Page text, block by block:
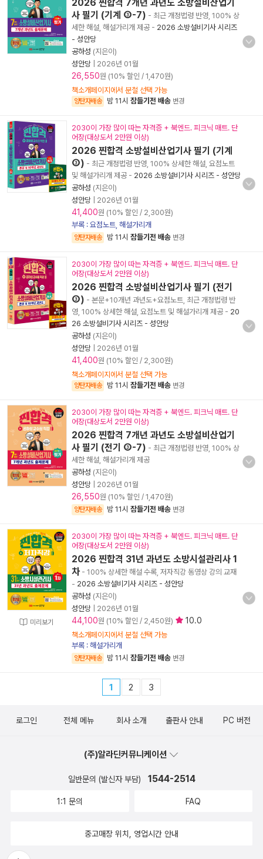
2026 찐합격 7개년 과년도 소방설비산업기
사 필기 (기계 ③-7) - 최근 개정법령 반영, 100% 상
세한 해설, 해설가리개 제공 - 2026 소방설비기사 시리즈
- 성안당
공하성 (지은이)
성안당
2026년 01월
26,550원 (10% 할인 / 1,470원)
책소개페이지에서 분철 선택 가능
양탄자배송 밤 11시 잠들기전 배송 변경
2030이 가장 많이 따는 자격증 + 북엔드. 피크닉 매트. 단
어장(대상도서 2만원 이상)
2026 찐합격 소방설비산업기사 필기 (기계
③) - 최근 개정법령 반영, 100% 상세한 해설, 요점노트
및 해설가리개 제공 - 2026 소방설비기사 시리즈 - 성안당
공하성 (지은이)
성안당
2026년 01월
41,400원 (10% 할인 / 2,300원)
부록 : 요점노트, 해설가리개
양탄자배송 밤 11시 잠들기전 배송 변경
2030이 가장 많이 따는 자격증 + 북엔드. 피크닉 매트. 단
어장(대상도서 2만원 이상)
2026 찐합격 소방설비산업기사 필기 (전기
③) - 본문+10개년 과년도+요점노트, 최근 개정법령 반
영, 100% 상세한 해설, 요점노트 및 해설가리개 제공 - 20
26 소방설비기사 시리즈 - 성안당
공하성 (지은이)
성안당
2026년 01월
41,400원 (10% 할인 / 2,300원)
책소개페이지에서 분철 선택 가능
양탄자배송 밤 11시 잠들기전 배송 변경
2030이 가장 많이 따는 자격증 + 북엔드. 피크닉 매트. 단
어장(대상도서 2만원 이상)
2026 찐합격 7개년 과년도 소방설비산업기
사 필기 (전기 ③-7) - 최근 개정법령 반영, 100% 상
세한 해설, 해설가리개 제공
공하성 (지은이)
성안당
2026년 01월
26,550원 (10% 할인 / 1,470원)
양탄자배송 밤 11시 잠들기전 배송 변경
미리보기
2030이 가장 많이 따는 자격증 + 북엔드. 피크닉 매트. 단
어장(대상도서 2만원 이상)
2026 찐합격 31년 과년도 소방시설관리사 1
차 - 100% 상세한 해설 수록, 저자직강 동영상 강의 교재
- 2026 소방설비기사 시리즈 - 성안당
공하성 (지은이)
성안당
2026년 01월
44,100원 (10% 할인 / 2,450원) 10.0
책소개페이지에서 분철 선택 가능
부록 : 해설가리개
양탄자배송 밤 11시 잠들기전 배송 변경
1 2 3
로그인 전체 메뉴 회사 소개 출판사 안내 PC 버전
(주)알라딘커뮤니케이션
일반문의 (발신자 부담) 1544-2514
1:1 문의 FAQ
중고매장 위치, 영업시간 안내